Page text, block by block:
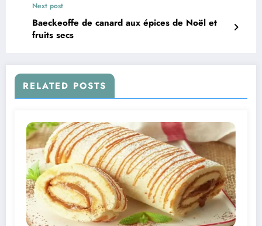
Next post
Baeckeoffe de canard aux épices de Noël et
fruits secs
RELATED POSTS